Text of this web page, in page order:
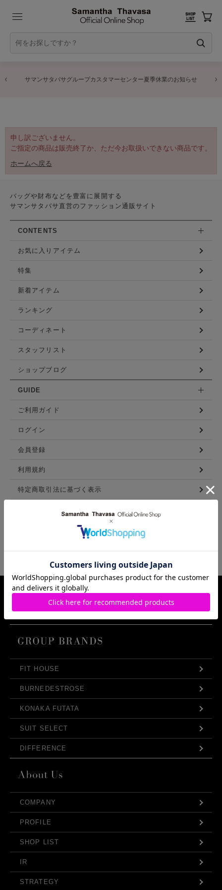
サマンサタバサグループカスタマーセンター夏季休業のお知らせ
申し訳ございません。
ご指定の商品は販売終了か、ただ今お取扱いできない商品です。
ホームへ戻る
バッグや財布などを豊富に展開する
サマンサタバサ直営のファッション通販サイト
CONTENTS
お気に入りアイテム
特集
新着アイテム
ランキング
コーディネート
スタッフリスト
ショップブログ
GUIDE
ご利用ガイド
ログイン
会員登録
利用規約
特定商取引法に基づく表示
FIT HOUSE
BURNEDESTROSE
KONAKA FUTATA
SUIT SELECT
DIFFERENCE
COMPANY
PROFILE
SHOP LIST
IR
STRATEGY